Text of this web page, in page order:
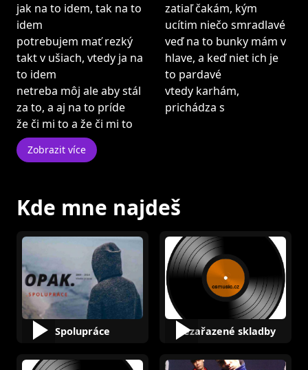
jak na to idem, tak na to
idem
potrebujem mať rezký
takt v ušiach, vtedy ja na
to idem
netreba môj ale aby stál
za to, a aj na to príde
že či mi to a že či mi to
zatiaľ čakám, kým
ucítim niečo smradlavé
veď na to bunky mám v
hlave, a keď niet ich je
to pardavé
vtedy karhám,
prichádza s
Zobrazit více
Kde mne najdeš
Spolupráce Nezařazené skladby